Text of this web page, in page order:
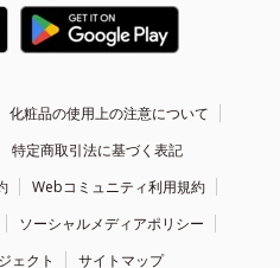
化粧品の使用上の注意について
特定商取引法に基づく表記
Webコミュニティ利用規約
ソーシャルメディアポリシー
ェクト
サイトマップ